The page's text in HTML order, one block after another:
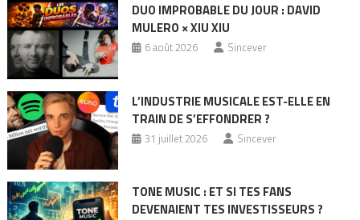
DUO IMPROBABLE DU JOUR : DAVID
MULERO × XIU XIU
6 août 2026 Sincever
L’INDUSTRIE MUSICALE EST-ELLE EN
TRAIN DE S’EFFONDRER ?
31 juillet 2026 Sincever
TONE MUSIC : ET SI TES FANS
DEVENAIENT TES INVESTISSEURS ?